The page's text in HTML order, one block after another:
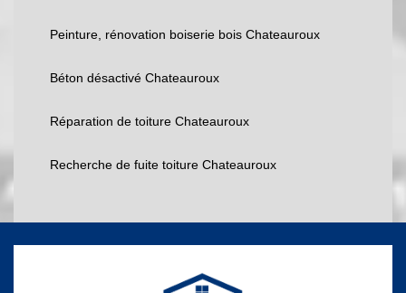
Peinture, rénovation boiserie bois Chateauroux
Béton désactivé Chateauroux
Réparation de toiture Chateauroux
Recherche de fuite toiture Chateauroux